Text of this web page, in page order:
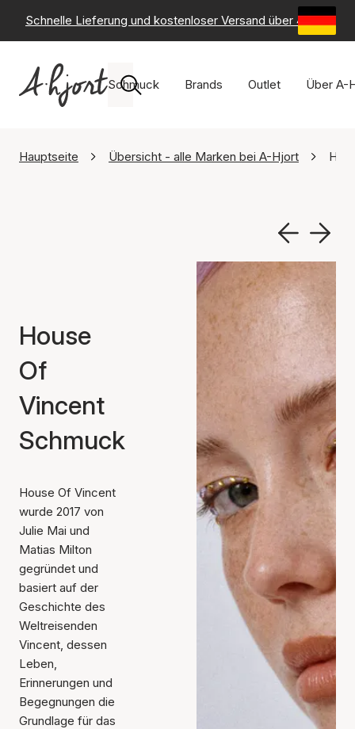
Schnelle Lieferung und kostenloser Versand über 49 € -
Schmuck Brands Outlet Über A-
Hauptseite Übersicht - alle Marken bei A-Hjort
House
Of
Vincent
Schmuck
House Of Vincent
wurde 2017 von
Julie Mai und
Matias Milton
gegründet und
basiert auf der
Geschichte des
Weltreisenden
Vincent, dessen
Leben,
Erinnerungen und
Begegnungen die
Grundlage für das